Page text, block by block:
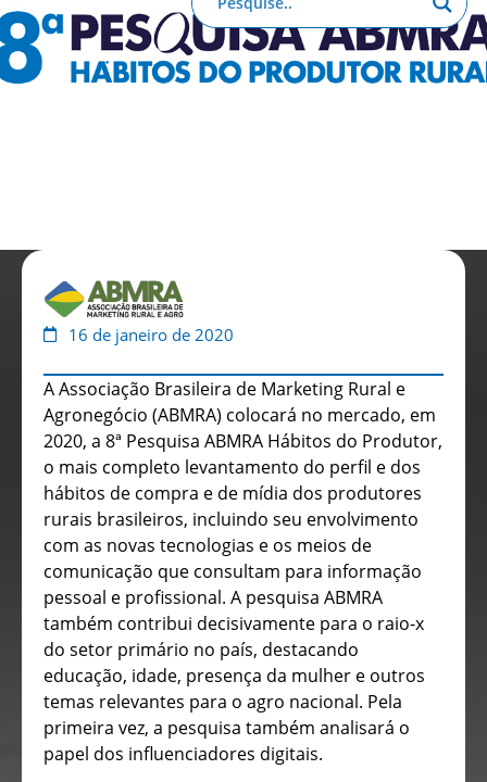
16 de janeiro de 2020
A Associação Brasileira de Marketing Rural e
Agronegócio (ABMRA) colocará no mercado, em
2020, a 8ª Pesquisa ABMRA Hábitos do Produtor,
o mais completo levantamento do perfil e dos
hábitos de compra e de mídia dos produtores
rurais brasileiros, incluindo seu envolvimento
com as novas tecnologias e os meios de
comunicação que consultam para informação
pessoal e profissional. A pesquisa ABMRA
também contribui decisivamente para o raio-x
do setor primário no país, destacando
educação, idade, presença da mulher e outros
temas relevantes para o agro nacional. Pela
primeira vez, a pesquisa também analisará o
papel dos influenciadores digitais.